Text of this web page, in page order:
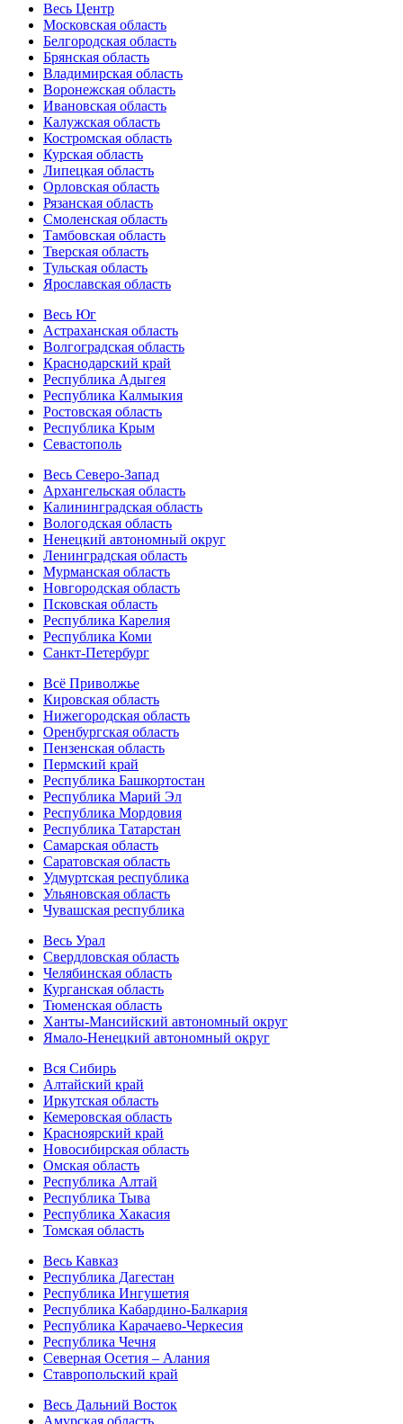
Весь Центр
Московская область
Белгородская область
Брянская область
Владимирская область
Воронежская область
Ивановская область
Калужская область
Костромская область
Курская область
Липецкая область
Орловская область
Рязанская область
Смоленская область
Тамбовская область
Тверская область
Тульская область
Ярославская область
Весь Юг
Астраханская область
Волгоградская область
Краснодарский край
Республика Адыгея
Республика Калмыкия
Ростовская область
Республика Крым
Севастополь
Весь Северо-Запад
Архангельская область
Калининградская область
Вологодская область
Ненецкий автономный округ
Ленинградская область
Мурманская область
Новгородская область
Псковская область
Республика Карелия
Республика Коми
Санкт-Петербург
Всё Приволжье
Кировская область
Нижегородская область
Оренбургская область
Пензенская область
Пермский край
Республика Башкортостан
Республика Марий Эл
Республика Мордовия
Республика Татарстан
Самарская область
Саратовская область
Удмуртская республика
Ульяновская область
Чувашская республика
Весь Урал
Свердловская область
Челябинская область
Курганская область
Тюменская область
Ханты-Мансийский автономный округ
Ямало-Ненецкий автономный округ
Вся Сибирь
Алтайский край
Иркутская область
Кемеровская область
Красноярский край
Новосибирская область
Омская область
Республика Алтай
Республика Тыва
Республика Хакасия
Томская область
Весь Кавказ
Республика Дагестан
Республика Ингушетия
Республика Кабардино-Балкария
Республика Карачаево-Черкесия
Республика Чечня
Северная Осетия – Алания
Ставропольский край
Весь Дальний Восток
Амурская область